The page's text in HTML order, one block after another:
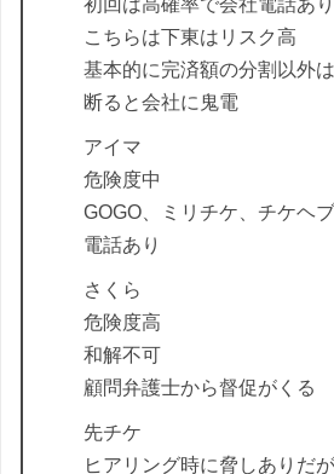
こちらは下東はリスク高
基本的に完済額の分割以外
断ると会社に鬼電
アイマ
危険度中
GOGO、ミリチケ、チケヘ
電話あり
さくら
危険度高
和解不可
顧問弁護士から督促がくる
先チケ
ヒアリング時に脅しありだ